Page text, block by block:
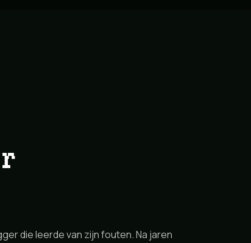
die leerde van zijn fouten. Na jaren